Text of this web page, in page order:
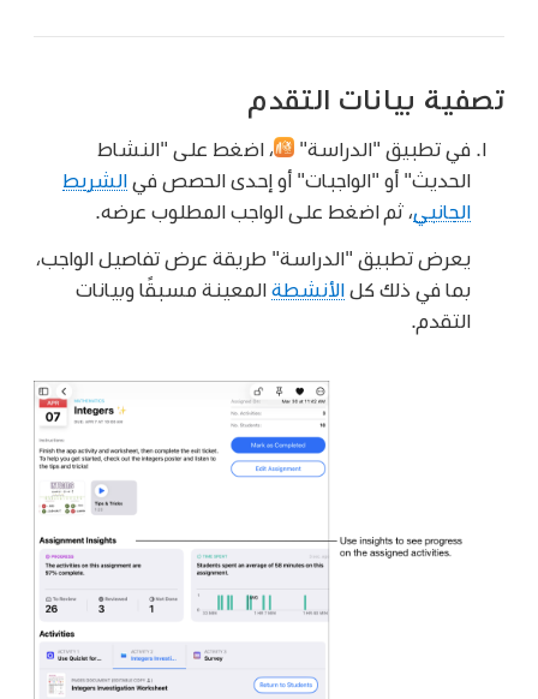
تصفية بيانات التقدم
في تطبيق "الدراسة" ،اضغط على "النشاط
الحديث" أو "الواجبات" أو إحدى الحصص فيالشريط
الجانبي، ثم اضغط على الواجب المطلوب عرضه.
يعرض تطبيق "الدراسة" طريقة عرض تفاصيل الواجب،
بما في ذلك كلالأنشطة المعينة مسبقًا وبيانات
التقدم.